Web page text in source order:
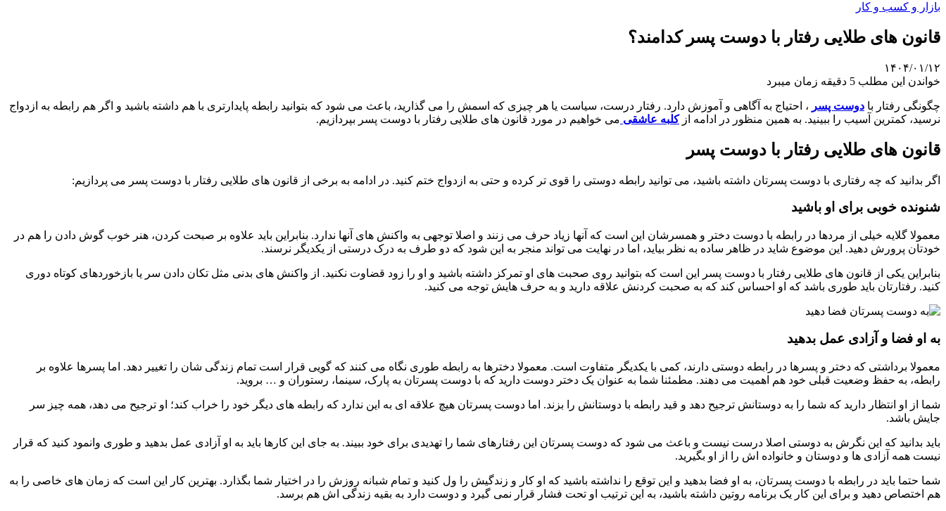
بازار و کسب و کار
قانون های طلایی رفتار با دوست پسر کدامند؟
۱۴۰۴/۰۱/۱۲
خواندن این مطلب 5 دقیقه زمان میبرد
چگونگی رفتار با دوست پسر ، احتیاج به آگاهی و آموزش دارد. رفتار درست، سیاست یا هر چیزی که اسمش را می گذارید، باعث می شود که بتوانید رابطه پایدارتری با هم داشته باشید و اگر هم رابطه به ازدواج
نرسید، کمترین آسیب را ببینید. به همین منظور در ادامه ازکلبه عاشقی می خواهیم در مورد قانون های طلایی رفتار با دوست پسر بپردازیم.
قانون های طلایی رفتار با دوست پسر
اگر بدانید که چه رفتاری با دوست پسرتان داشته باشید، می توانید رابطه دوستی را قوی تر کرده و حتی به ازدواج ختم کنید. در ادامه به برخی از قانون های طلایی رفتار با دوست پسر می پردازیم:
شنونده خوبی برای او باشید
معمولا گلایه خیلی از مردها در رابطه با دوست دختر و همسرشان این است که آنها زیاد حرف می زنند و اصلا توجهی به واکنش های آنها ندارد. بنابراین باید علاوه بر صبحت کردن، هنر خوب گوش دادن را هم در
خودتان پرورش دهید. این موضوع شاید در ظاهر ساده به نظر بیاید، اما در نهایت می تواند منجر به این شود که دو طرف به درک درستی از یکدیگر نرسند.
بنابراین یکی از قانون های طلایی رفتار با دوست پسر این است که بتوانید روی صحبت های او تمرکز داشته باشید و او را زود قضاوت نکنید. از واکنش های بدنی مثل تکان دادن سر یا بازخوردهای کوتاه دوری
کنید. رفتارتان باید طوری باشد که او احساس کند که به صحبت کردنش علاقه دارید و به حرف هایش توجه می کنید.
به او فضا و آزادی عمل بدهید
معمولا برداشتی که دختر و پسرها در رابطه دوستی دارند، کمی با یکدیگر متفاوت است. معمولا دخترها به رابطه طوری نگاه می کنند که گویی قرار است تمام زندگی شان را تغییر دهد. اما پسرها علاوه بر
رابطه، به حفظ وضعیت قبلی خود هم اهمیت می دهند. مطمئنا شما به عنوان یک دختر دوست دارید که با دوست پسرتان به پارک، سینما، رستوران و … بروید.
شما از او انتظار دارید که شما را به دوستانش ترجیح دهد و قید رابطه با دوستانش را بزند. اما دوست پسرتان هیچ علاقه ای به این ندارد که رابطه های دیگر خود را خراب کند؛ او ترجیح می دهد، همه چیز سر
جایش باشد.
باید بدانید که این نگرش به دوستی اصلا درست نیست و باعث می شود که دوست پسرتان این رفتارهای شما را تهدیدی برای خود ببیند. به جای این کارها باید به او آزادی عمل بدهید و طوری وانمود کنید که قرار
نیست همه آزادی ها و دوستان و خانواده اش را از او بگیرید.
شما حتما باید در رابطه با دوست پسرتان، به او فضا بدهید و این توقع را نداشته باشید که او کار و زندگیش را ول کنید و تمام شبانه روزش را در اختیار شما بگذارد. بهترین کار این است که زمان های خاصی را به
هم اختصاص دهید و برای این کار یک برنامه روتین داشته باشید، به این ترتیب او تحت فشار قرار نمی گیرد و دوست دارد به بقیه زندگی اش هم برسد.